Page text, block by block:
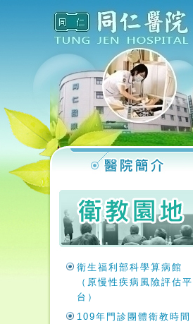
衛生福利部科學算病館
（原慢性疾病風險評估平
台）
109年門診團體衛教時間